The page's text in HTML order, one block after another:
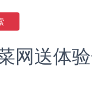
网送体